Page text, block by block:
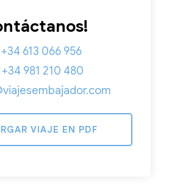
+34 613 066 956
+34 981 210 480
VIAJE EN PDF